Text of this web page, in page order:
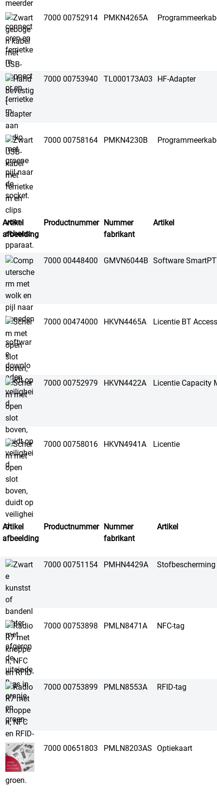
7000 00752914 PMKN4265A
7000 00753940 TL000173A03 HF-Adapter
7000 00758164 PMKN4230B
Artikel
afbeelding
Productnummer Nummer
fabrikant
Artikel
7000 00448400 GMVN6044B Software
7000 00474000 HKVN4465A Licentie BT
7000 00752979 HKVN4422A Licentie Capacity
7000 00758016 HKVN4941A Licentie
Artikel
afbeelding
Productnummer Nummer
fabrikant
Artikel
7000 00751154 PMHN4429A Stofbescherming
7000 00753898 PMLN8471A NFC-tag
7000 00753899 PMLN8553A RFID-tag
7000 00651803 PMLN8203AS Optiekaart